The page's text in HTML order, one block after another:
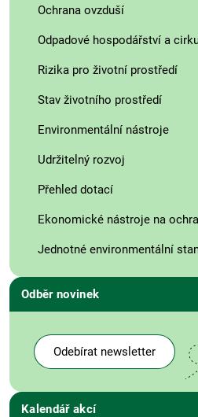
Ochrana ovzduší
Odpadové hospodářství a
Rizika pro životní prostředí
Stav životního prostředí
Environmentální nástroje
Udržitelný rozvoj
Přehled dotací
Ekonomické nástroje na
Jednotné environmentální
Odběr novinek
Odebírat newsletter
Kalendář akcí